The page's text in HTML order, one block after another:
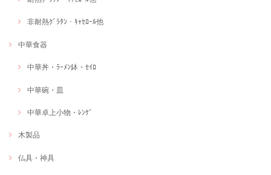
非耐熱ｸﾞﾗﾀﾝ・ｷｬｾﾛｰﾙ他
中華食器
中華丼・ﾗｰﾒﾝ鉢・ｾｲﾛ
中華碗・皿
中華卓上小物・ﾚﾝｹﾞ
木製品
仏具・神具